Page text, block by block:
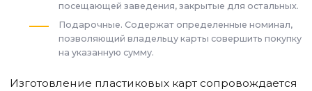
посещающей заведения, закрытые для остальных.
Подарочные. Содержат определенные номинал,
позволяющий владельцу карты совершить покупку
на указанную сумму.
Изготовление пластиковых карт сопровождается